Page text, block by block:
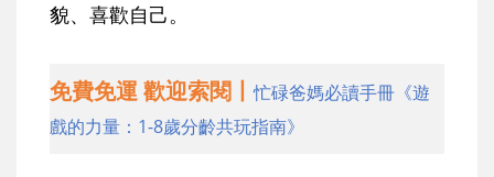
貌、喜歡自己。
免費免運 歡迎索閱丨忙碌爸媽必讀手冊《遊
戲的力量：1-8歲分齡共玩指南》